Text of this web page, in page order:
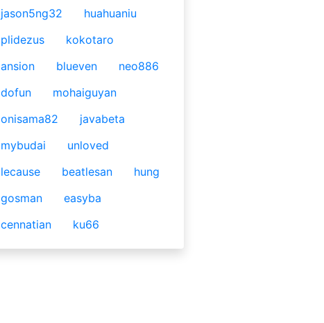
jason5ng32
huahuaniu
plidezus
kokotaro
ansion
blueven
neo886
dofun
mohaiguyan
onisama82
javabeta
mybudai
unloved
lecause
beatlesan
hung
gosman
easyba
cennatian
ku66